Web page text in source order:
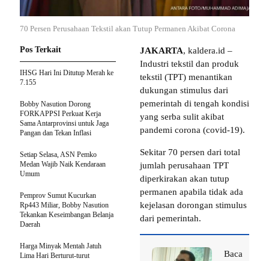
70 Persen Perusahaan Tekstil akan Tutup Permanen Akibat Corona
JAKARTA, kaldera.id –
Industri tekstil dan produk
tekstil (TPT) menantikan
dukungan stimulus dari
pemerintah di tengah kondisi
yang serba sulit akibat
pandemi corona (covid-19).
Sekitar 70 persen dari total
jumlah perusahaan TPT
diperkirakan akan tutup
permanen apabila tidak ada
kejelasan dorongan stimulus
dari pemerintah.
Baca
Pos Terkait
IHSG Hari Ini Ditutup Merah ke
7.155
Bobby Nasution Dorong
FORKAPPSI Perkuat Kerja
Sama Antarprovinsi untuk Jaga
Pangan dan Tekan Inflasi
Setiap Selasa, ASN Pemko
Medan Wajib Naik Kendaraan
Umum
Pemprov Sumut Kucurkan
Rp443 Miliar, Bobby Nasution
Tekankan Keseimbangan Belanja
Daerah
Harga Minyak Mentah Jatuh
Lima Hari Berturut-turut